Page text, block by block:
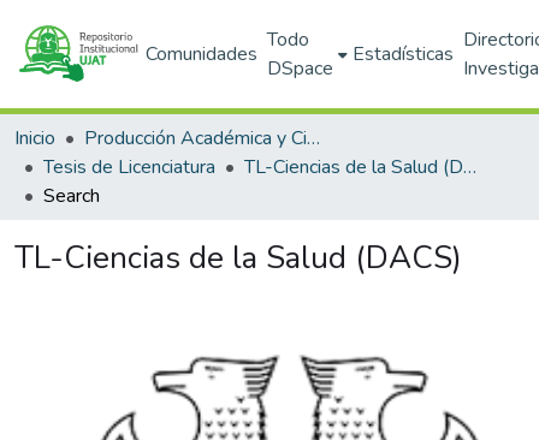
Comunidades
Todo
DSpace
Estadísticas
Inicio
Producción Académica y Científica
Tesis de Licenciatura
TL-Ciencias de la Salud (DACS)
Search
TL-Ciencias de la Salud (DACS)